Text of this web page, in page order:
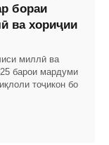
бораи
ва хориҷии
миллӣ ва
барои мардуми
тоҷикон бо